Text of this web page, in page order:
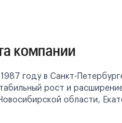
компании
году в Санкт-
рост и
области,